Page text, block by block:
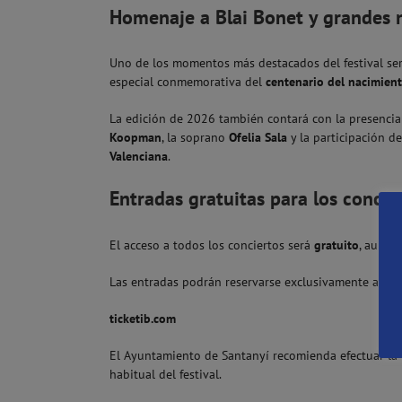
Homenaje a Blai Bonet y
Uno de los momentos más destacados del festival
especial conmemorativa del centenario del
La edición de 2026 también contará con la
Koopman, la soprano Ofelia Sala y la participación
Valenciana.
Entradas gratuitas para los
El acceso a todos los conciertos será gratuito,
Las entradas podrán reservarse exclusivamente a
ticketib.com
El Ayuntamiento de Santanyí recomienda efectuar
habitual del festival.